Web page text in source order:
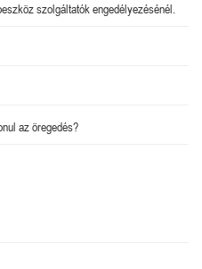
szolgáltatók engedélyezésénél.
az öregedés?